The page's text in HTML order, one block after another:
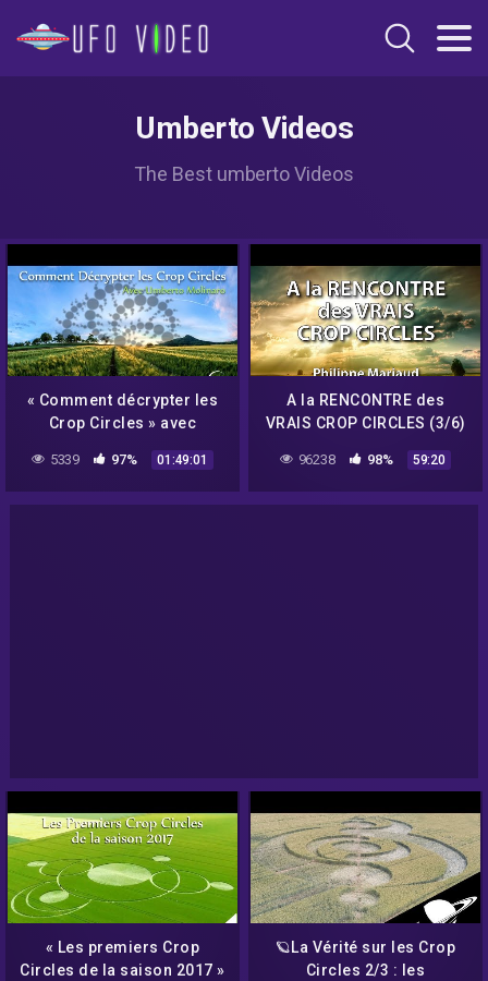
Umberto Videos
The Best umberto Videos
« Comment décrypter les
Crop Circles » avec
NURÉA TV
5339 97% 01:49:01
A la RENCONTRE des
VRAIS CROP CIRCLES (3/6)
96238 98% 59:20
« Les premiers Crop
Circles de la saison 2017 »
🪐La Vérité sur les Crop
Circles 2/3 : les